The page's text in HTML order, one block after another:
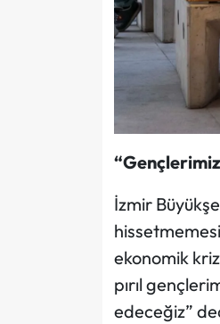
İzmir
ekonomik
pırıl
edeceğiz”